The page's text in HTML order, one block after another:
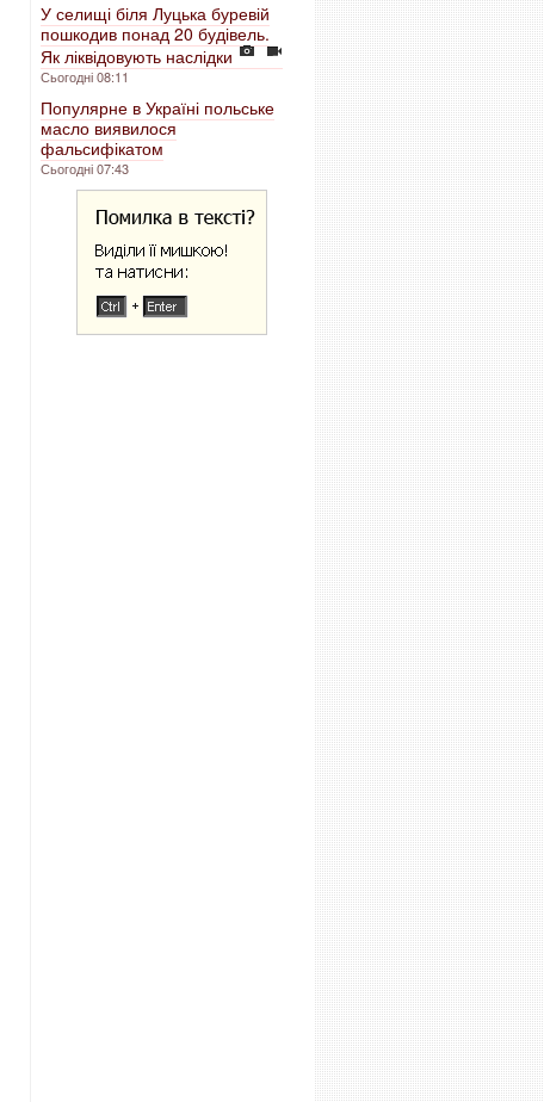
У селищі біля Луцька буревій
пошкодив понад 20 будівель.
Як ліквідовують наслідки
Сьогодні 08:11
Популярне в Україні польське
масло виявилося
фальсифікатом
Сьогодні 07:43